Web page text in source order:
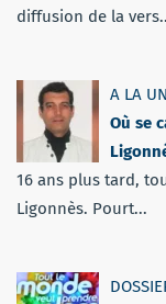
diffusion de la
A LA
Où se
16 ans plus tard,
Ligonnès. Pourt...